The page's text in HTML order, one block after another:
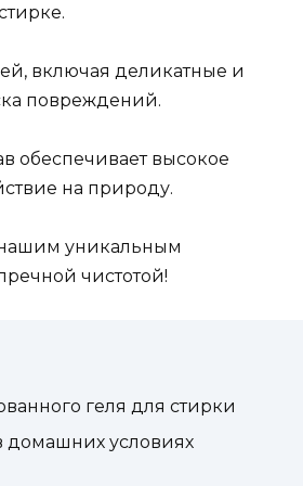
включая деликатные и
повреждений.
обеспечивает высокое
на природу.
уникальным
чистотой!
геля для стирки
домашних условиях